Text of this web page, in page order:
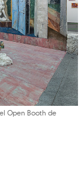
Open Booth de